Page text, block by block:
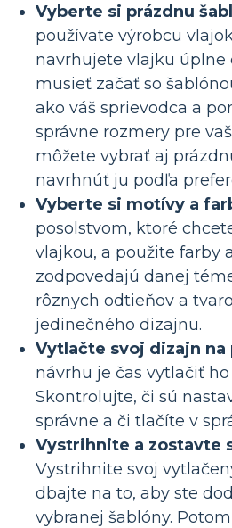
Vyberte si prázdnu
používate výrobcu
navrhujete vlajku úplne
musieť začať so
ako váš sprievodca a
správne rozmery pre
môžete vybrať aj
navrhnúť ju podľa
Vyberte si motívy a
posolstvom, ktoré
vlajkou, a použite farby
zodpovedajú danej
rôznych odtieňov a
jedinečného dizajnu.
Vytlačte svoj dizajn na
návrhu je čas vytlačiť
Skontrolujte, či sú
správne a či tlačíte v
Vystrihnite a zostavte
Vystrihnite svoj
dbajte na to, aby ste
vybranej šablóny.